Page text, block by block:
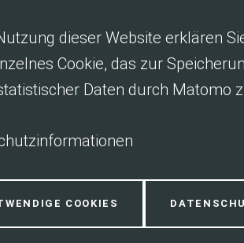
dieser Website erklären
Cookie, das zur
Daten durch Matomo
COOKIES